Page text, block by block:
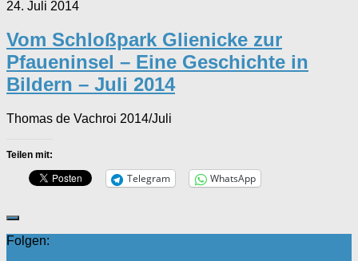
24. Juli 2014
Vom Schloßpark Glienicke zur
Pfaueninsel – Eine Geschichte in
Bildern – Juli 2014
Thomas de Vachroi 2014/Juli
Teilen mit:
Telegram WhatsApp
Folgen: